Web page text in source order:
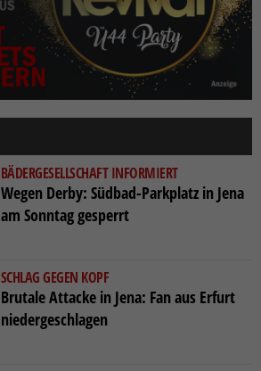
BÄDERGESELLSCHAFT INFORMIERT
Wegen Derby: Südbad-Parkplatz in Jena
am Sonntag gesperrt
SCHLAG GEGEN KOPF
Brutale Attacke in Jena: Fan aus Erfurt
niedergeschlagen